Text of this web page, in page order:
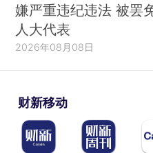
嫌严重违纪违法 被罢
人大代表
2026年08月08日
财新移动